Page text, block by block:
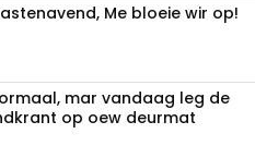
Me bloeie wir op!
mar vandaag leg de
op oew deurmat